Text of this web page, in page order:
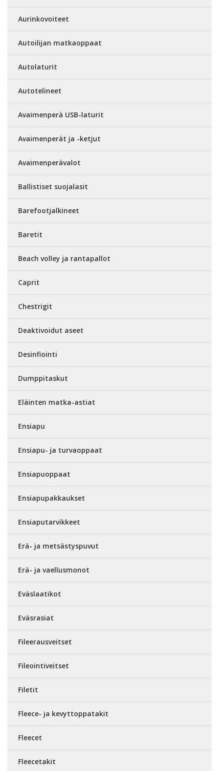
Aurinkovoiteet
Autoilijan matkaoppaat
Autolaturit
Autotelineet
Avaimenperä USB-laturit
Avaimenperät ja -ketjut
Avaimenperävalot
Ballistiset suojalasit
Barefootjalkineet
Baretit
Beach volley ja rantapallot
Caprit
Chestrigit
Deaktivoidut aseet
Desinfiointi
Dumppitaskut
Eläinten matka-astiat
Ensiapu
Ensiapu- ja turvaoppaat
Ensiapuoppaat
Ensiapupakkaukset
Ensiaputarvikkeet
Erä- ja metsästyspuvut
Erä- ja vaellusmonot
Eväslaatikot
Eväsrasiat
Fileerausveitset
Fileointiveitset
Filetit
Fleece- ja kevyttoppatakit
Fleecet
Fleecetakit